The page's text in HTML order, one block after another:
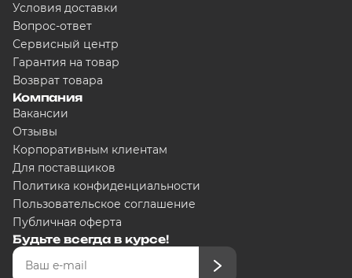
Условия доставки
Вопрос-ответ
Сервисный центр
Гарантия на товар
Возврат товара
Компания
Вакансии
Отзывы
Корпоративным клиентам
Для поставщиков
Политика конфиденциальности
Пользовательское соглашение
Публичная оферта
Будьте всегда в курсе!